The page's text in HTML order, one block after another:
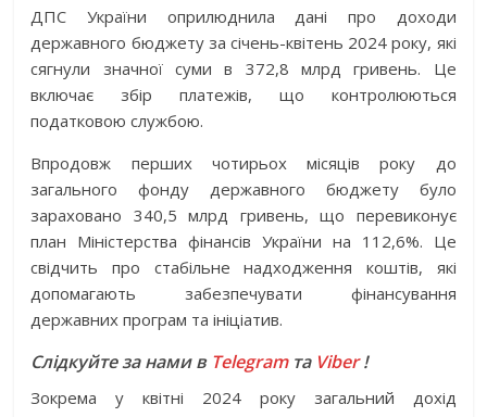
ДПС України оприлюднила дані про доходи
державного бюджету за січень-квітень 2024 року, які
сягнули значної суми в 372,8 млрд гривень. Це
включає збір платежів, що контролюються
податковою службою.
Впродовж перших чотирьох місяців року до
загального фонду державного бюджету було
зараховано 340,5 млрд гривень, що перевиконує
план Міністерства фінансів України на 112,6%. Це
свідчить про стабільне надходження коштів, які
допомагають забезпечувати фінансування
державних програм та ініціатив.
Слідкуйте за нами в Telegramта Viber!
Зокрема у квітні 2024 року загальний дохід